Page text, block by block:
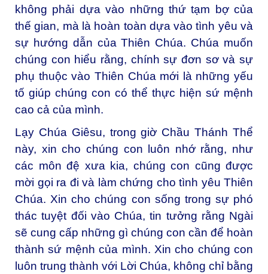
không phải dựa vào những thứ tạm bợ của
thế gian, mà là hoàn toàn dựa vào tình yêu và
sự hướng dẫn của Thiên Chúa. Chúa muốn
chúng con hiểu rằng, chính sự đơn sơ và sự
phụ thuộc vào Thiên Chúa mới là những yếu
tố giúp chúng con có thể thực hiện sứ mệnh
cao cả của mình.
Lạy Chúa Giêsu, trong giờ Chầu Thánh Thể
này, xin cho chúng con luôn nhớ rằng, như
các môn đệ xưa kia, chúng con cũng được
mời gọi ra đi và làm chứng cho tình yêu Thiên
Chúa. Xin cho chúng con sống trong sự phó
thác tuyệt đối vào Chúa, tin tưởng rằng Ngài
sẽ cung cấp những gì chúng con cần để hoàn
thành sứ mệnh của mình. Xin cho chúng con
luôn trung thành với Lời Chúa, không chỉ bằng